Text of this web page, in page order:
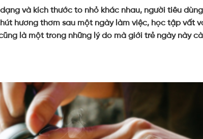
và kích thước to nhỏ khác nhau, người tiêu
hương thơm sau một ngày làm việc, học tập vất
là một trong những lý do mà giới trẻ ngày này